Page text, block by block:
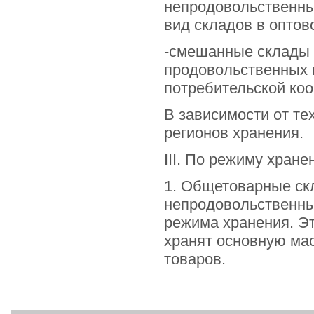
вид складов в
-смешанные склады
потребительской
В зависимости от
регионов хранения.
III. По режиму
1. Общетоварные
режима хранения.
хранят основную
товаров.